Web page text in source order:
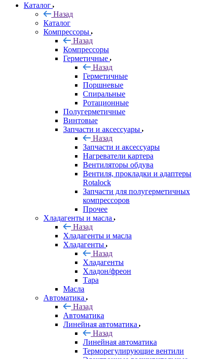
Каталог
Назад
Каталог
Компрессоры
Назад
Компрессоры
Герметичные
Назад
Герметичные
Поршневые
Спиральные
Ротационные
Полугерметичные
Винтовые
Запчасти и аксессуары
Назад
Запчасти и аксессуары
Нагреватели картера
Вентиляторы обдува
Вентиля, прокладки и адаптеры
Rotalock
Запчасти для полугерметичных
компрессоров
Прочее
Хладагенты и масла
Назад
Хладагенты и масла
Хладагенты
Назад
Хладагенты
Хладон/фреон
Тара
Масла
Автоматика
Назад
Автоматика
Линейная автоматика
Назад
Линейная автоматика
Терморегулирующие вентили